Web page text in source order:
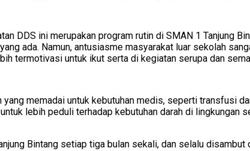
DDS ini merupakan program rutin di SMAN 1 Tanjung
ada. Namun, antusiasme masyarakat luar sekolah
termotivasi untuk ikut serta di kegiatan serupa dan
memadai untuk kebutuhan medis, seperti transfusi
lebih peduli terhadap kebutuhan darah di lingkungan
Bintang setiap tiga bulan sekali, dan selalu